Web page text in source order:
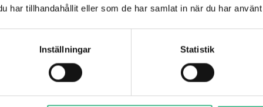
har tillhandahållit eller som de har samlat in när du har
Inställningar Statistik
318 kr
LÄGG TILL